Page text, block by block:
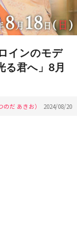
インのモデ
る君へ」8月
だ あきお） 2024/08/20